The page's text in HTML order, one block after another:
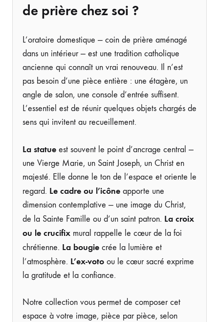
de prière chez soi ?
L’oratoire domestique — coin de prière aménagé
dans un intérieur — est une tradition catholique
ancienne qui connaît un vrai renouveau. Il n’est
pas besoin d’une pièce entière : une étagère, un
angle de salon, une console d’entrée suffisent.
L’essentiel est de réunir quelques objets chargés de
sens qui invitent au recueillement.
La statue est souvent le point d’ancrage central —
une Vierge Marie, un Saint Joseph, un Christ en
majesté. Elle donne le ton de l’espace et oriente le
regard. Le cadre ou l’icône apporte une
dimension contemplative — une image du Christ,
de la Sainte Famille ou d’un saint patron. La croix
ou le crucifix mural rappelle le cœur de la foi
chrétienne. La bougie crée la lumière et
l’atmosphère. L’ex-voto ou le cœur sacré exprime
la gratitude et la confiance.
Notre collection vous permet de composer cet
espace à votre image, pièce par pièce, selon